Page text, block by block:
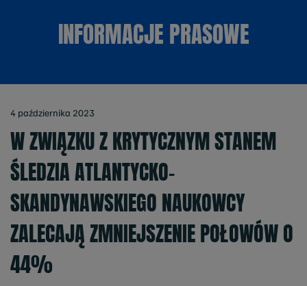
INFORMACJE PRASOWE
4 października 2023
W ZWIĄZKU Z KRYTYCZNYM STANEM
ŚLEDZIA ATLANTYCKO-
SKANDYNAWSKIEGO NAUKOWCY
ZALECAJĄ ZMNIEJSZENIE POŁOWÓW O
44%